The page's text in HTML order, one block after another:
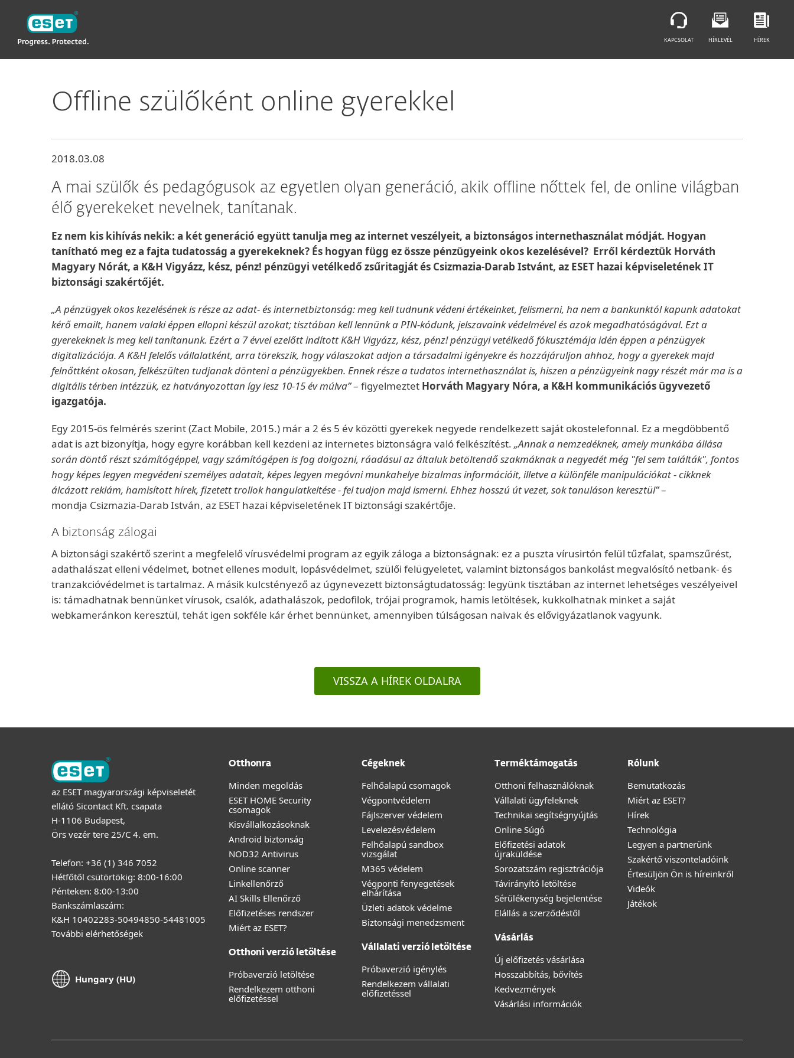
Offline szülőként online gyerekkel
2018.03.08
A mai szülők és pedagógusok az egyetlen olyan generáció, akik offline nőttek fel, de online világban
élő gyerekeket nevelnek, tanítanak.
Ez nem kis kihívás nekik: a két generáció együtt tanulja meg az internet veszélyeit, a biztonságos internethasználat módját. Hogyan
tanítható meg ez a fajta tudatosság a gyerekeknek? És hogyan függ ez össze pénzügyeink okos kezelésével? Erről kérdeztük Horváth
Magyary Nórát, a K&H Vigyázz, kész, pénz! pénzügyi vetélkedő zsűritagját és Csizmazia-Darab Istvánt, az ESET hazai képviseletének IT
biztonsági szakértőjét.
„A pénzügyek okos kezelésének is része az adat- és internetbiztonság: meg kell tudnunk védeni értékeinket, felismerni, ha nem a bankunktól kapunk adatokat
kérő emailt, hanem valaki éppen ellopni készül azokat; tisztában kell lennünk a PIN-kódunk, jelszavaink védelmével és azok megadhatóságával. Ezt a
gyerekeknek is meg kell tanítanunk. Ezért a 7 évvel ezelőtt indított K&H Vigyázz, kész, pénz! pénzügyi vetélkedő fókusztémája idén éppen a pénzügyek
digitalizációja. A K&H felelős vállalatként, arra törekszik, hogy válaszokat adjon a társadalmi igényekre és hozzájáruljon ahhoz, hogy a gyerekek majd
felnőttként okosan, felkészülten tudjanak dönteni a pénzügyekben. Ennek része a tudatos internethasználat is, hiszen a pénzügyeink nagy részét már ma is a
digitális térben intézzük, ez hatványozottan így lesz 10-15 év múlva”– figyelmeztet Horváth Magyary Nóra, a K&H kommunikációs ügyvezető
igazgatója.
Egy 2015-ös felmérés szerint (Zact Mobile, 2015.) már a 2 és 5 év közötti gyerekek negyede rendelkezett saját okostelefonnal. Ez a megdöbbentő
adat is azt bizonyítja, hogy egyre korábban kell kezdeni az internetes biztonságra való felkészítést. „Annak a nemzedéknek, amely munkába állása
során döntő részt számítógéppel, vagy számítógépen is fog dolgozni, ráadásul az általuk betöltendő szakmáknak a negyedét még "fel sem találták", fontos
hogy képes legyen megvédeni személyes adatait, képes legyen megóvni munkahelye bizalmas információit, illetve a különféle manipulációkat - cikknek
álcázott reklám, hamisított hírek, fizetett trollok hangulatkeltése - fel tudjon majd ismerni. Ehhez hosszú út vezet, sok tanuláson keresztül”–
mondja Csizmazia-Darab István, az ESET hazai képviseletének IT biztonsági szakértője.
A biztonság zálogai
A biztonsági szakértő szerint a megfelelő vírusvédelmi program az egyik záloga a biztonságnak: ez a puszta vírusirtón felül tűzfalat, spamszűrést,
adathalászat elleni védelmet, botnet ellenes modult, lopásvédelmet, szülői felügyeletet, valamint biztonságos bankolást megvalósító netbank- és
tranzakcióvédelmet is tartalmaz. A másik kulcstényező az úgynevezett biztonságtudatosság: legyünk tisztában az internet lehetséges veszélyeivel
is: támadhatnak bennünket vírusok, csalók, adathalászok, pedofilok, trójai programok, hamis letöltések, kukkolhatnak minket a saját
webkameránkon keresztül, tehát igen sokféle kár érhet bennünket, amennyiben túlságosan naivak és elővigyázatlanok vagyunk.
VISSZA A HÍREK OLDALRA
ESET
KAPCSOLAT HÍRLEVÉL HÍREK
az ESET magyarországi képviseletét
ellátó Sicontact Kft. csapata
H-1106 Budapest,
Örs vezér tere 25/C 4. em.
Telefon: +36 (1) 346 7052
Hétfőtől csütörtökig: 8:00-16:00
Pénteken: 8:00-13:00
Bankszámlaszám:
K&H 10402283-50494850-54481005
További elérhetőségek
Hungary (HU)
Otthonra
Minden megoldás
ESET HOME Security
csomagok
Kisvállalkozásoknak
Android biztonság
NOD32 Antivirus
Online scanner
Linkellenőrző
AI Skills Ellenőrző
Előfizetéses rendszer
Miért az ESET?
Otthoni verzió letöltése
Próbaverzió letöltése
Rendelkezem otthoni
előfizetéssel
Cégeknek
Felhőalapú csomagok
Végpontvédelem
Fájlszerver védelem
Levelezésvédelem
Felhőalapú sandbox
vizsgálat
M365 védelem
Végponti fenyegetések
elhárítása
Üzleti adatok védelme
Biztonsági menedzsment
Vállalati verzió letöltése
Próbaverzió igénylés
Rendelkezem vállalati
előfizetéssel
Terméktámogatás
Otthoni felhasználóknak
Vállalati ügyfeleknek
Technikai segítségnyújtás
Online Súgó
Előfizetési adatok
újraküldése
Sorozatszám regisztrációja
Távirányító letöltése
Sérülékenység bejelentése
Elállás a szerződéstől
Vásárlás
Új előfizetés vásárlása
Hosszabbítás, bővítés
Kedvezmények
Vásárlási információk
Rólunk
Bemutatkozás
Miért az ESET?
Hírek
Technológia
Legyen a partnerünk
Szakértő viszonteladóink
Értesüljön Ön is híreinkről
Videók
Játékok